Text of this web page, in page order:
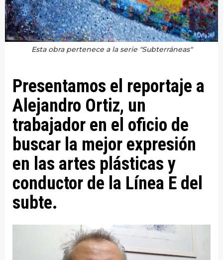
Esta obra pertenece a la serie "Subterráneas"
Presentamos el reportaje a
Alejandro Ortiz, un
trabajador en el oficio de
buscar la mejor expresión
en las artes plásticas y
conductor de la Línea E del
subte.